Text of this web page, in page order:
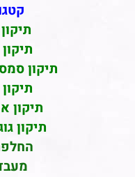
תיקון
תיקון
תיקון